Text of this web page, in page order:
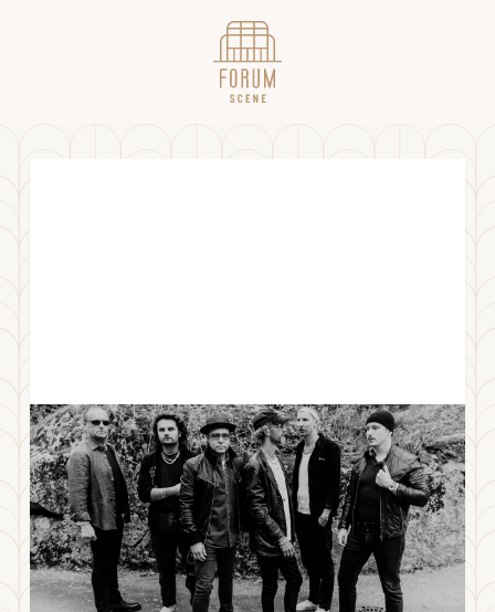
I Will Follow U2 - A Tribute
FREDAG 23 MAI 2025
Starter
21:00
Dørene åpner
20:00